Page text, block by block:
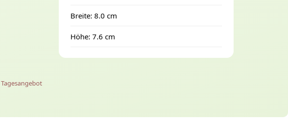
Breite: 8.0 cm
Höhe: 7.6 cm
Tagesangebot